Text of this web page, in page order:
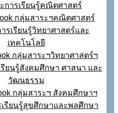
การเรียนรู้คณิตศาสตร์
กลุ่มสาระฯคณิตศาสตร์
รเรียนรู้วิทยาศาสตร์และ
เทคโนโลยี
กลุ่มสาระฯวิทยาศาสตร์ฯ
ยนรู้สังคมศึกษา ศาสนา และ
วัฒนธรรม
กลุ่มสาระฯ สังคมศึกษาฯ
รียนรู้สุขศึกษาและพลศึกษา